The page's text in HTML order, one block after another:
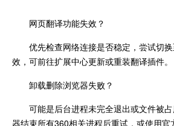
网页翻译功能失效？
优先检查网络连接是否稳定，尝试切
效，可前往扩展中心更新或重装翻译插件。
卸载删除浏览器失败？
可能是后台进程未完全退出或文件被
器结束所有360相关进程后重试，或使用